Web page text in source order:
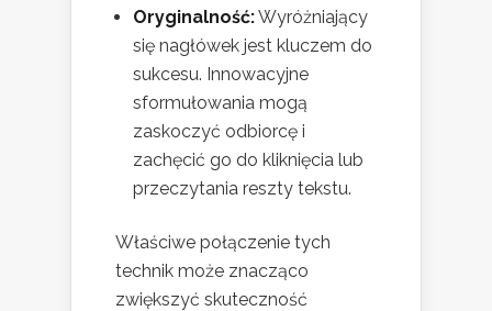
Oryginalność:Wyróżniający
się nagłówek jest kluczem do
sukcesu. Innowacyjne
sformułowania mogą
zaskoczyć odbiorcę i
zachęcić go do kliknięcia lub
przeczytania reszty tekstu.
Właściwe połączenie tych
technik może znacząco
zwiększyć skuteczność